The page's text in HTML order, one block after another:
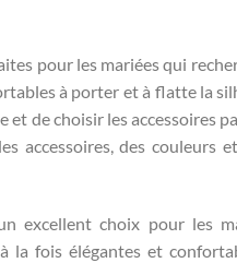
pour les mariées qui
à porter et à flatte la
de choisir les accessoires
accessoires, des
excellent choix pour les
la fois élégantes et